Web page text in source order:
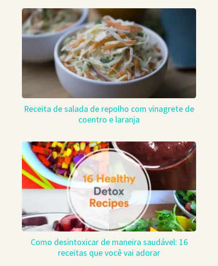
Receita de salada de repolho com vinagrete de
coentro e laranja
Como desintoxicar de maneira saudável: 16
receitas que você vai adorar